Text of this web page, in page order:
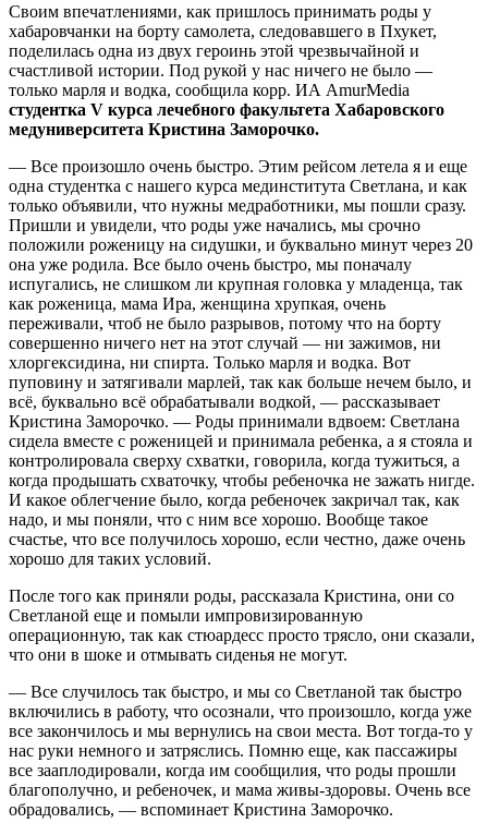
Своим впечатлениями, как пришлось принимать роды у
хабаровчанки на борту самолета, следовавшего в Пхукет,
поделилась одна из двух героинь этой чрезвычайной и
счастливой истории. Под рукой у нас ничего не было —
только марля и водка, сообщила корр. ИА AmurMedia
cтудентка V курса лечебного факультета Хабаровского
медуниверситета Кристина Заморочко.
— Все произошло очень быстро. Этим рейсом летела я и еще
одна студентка с нашего курса мединститута Светлана, и как
только объявили, что нужны медработники, мы пошли сразу.
Пришли и увидели, что роды уже начались, мы срочно
положили роженицу на сидушки, и буквально минут через 20
она уже родила. Все было очень быстро, мы поначалу
испугались, не слишком ли крупная головка у младенца, так
как роженица, мама Ира, женщина хрупкая, очень
переживали, чтоб не было разрывов, потому что на борту
совершенно ничего нет на этот случай — ни зажимов, ни
хлоргексидина, ни спирта. Только марля и водка. Вот
пуповину и затягивали марлей, так как больше нечем было, и
всё, буквально всё обрабатывали водкой, — рассказывает
Кристина Заморочко. — Роды принимали вдвоем: Светлана
сидела вместе с роженицей и принимала ребенка, а я стояла и
контролировала сверху схватки, говорила, когда тужиться, а
когда продышать схваточку, чтобы ребеночка не зажать нигде.
И какое облегчение было, когда ребеночек закричал так, как
надо, и мы поняли, что с ним все хорошо. Вообще такое
счастье, что все получилось хорошо, если честно, даже очень
хорошо для таких условий.
После того как приняли роды, рассказала Кристина, они со
Светланой еще и помыли импровизированную
операционную, так как стюардесс просто трясло, они сказали,
что они в шоке и отмывать сиденья не могут.
— Все случилось так быстро, и мы со Светланой так быстро
включились в работу, что осознали, что произошло, когда уже
все закончилось и мы вернулись на свои места. Вот тогда-то у
нас руки немного и затряслись. Помню еще, как пассажиры
все зааплодировали, когда им сообщилия, что роды прошли
благополучно, и ребеночек, и мама живы-здоровы. Очень все
обрадовались, — вспоминает Кристина Заморочко.